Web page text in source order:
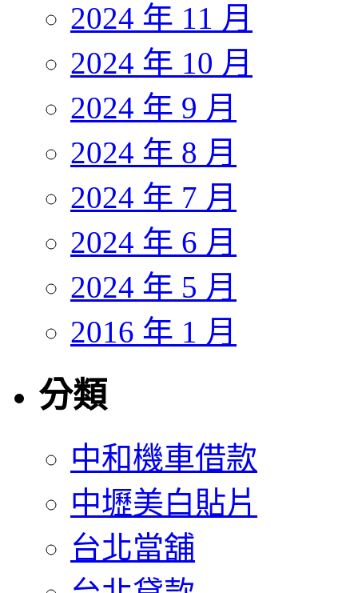
2024 年 11 月
2024 年 10 月
2024 年 9 月
2024 年 8 月
2024 年 7 月
2024 年 6 月
2024 年 5 月
2016 年 1 月
分類
中和機車借款
中壢美白貼片
台北當舖